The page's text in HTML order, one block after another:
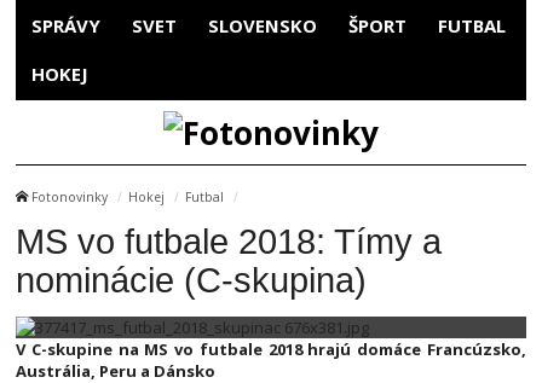
SPRÁVY SVET SLOVENSKO ŠPORT FUTBAL
HOKEJ
Fotonovinky Hokej Futbal
MS vo futbale 2018: Tímy a
nominácie (C-skupina)
V C-skupine na MS vo futbale 2018 hrajú domáce Francúzsko,
Austrália, Peru a Dánsko